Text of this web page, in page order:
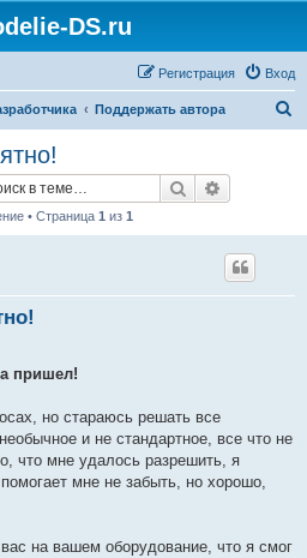
DS.ru
Вход
Регистрация
Поддержать автора
Поиск
• Страница 1 из 1
пришел!
но стараюсь решать все
и не стандартное, все что не
что мне удалось разрешить, я
мне не забыть, но хорошо,
на вашем оборудование, что я смог